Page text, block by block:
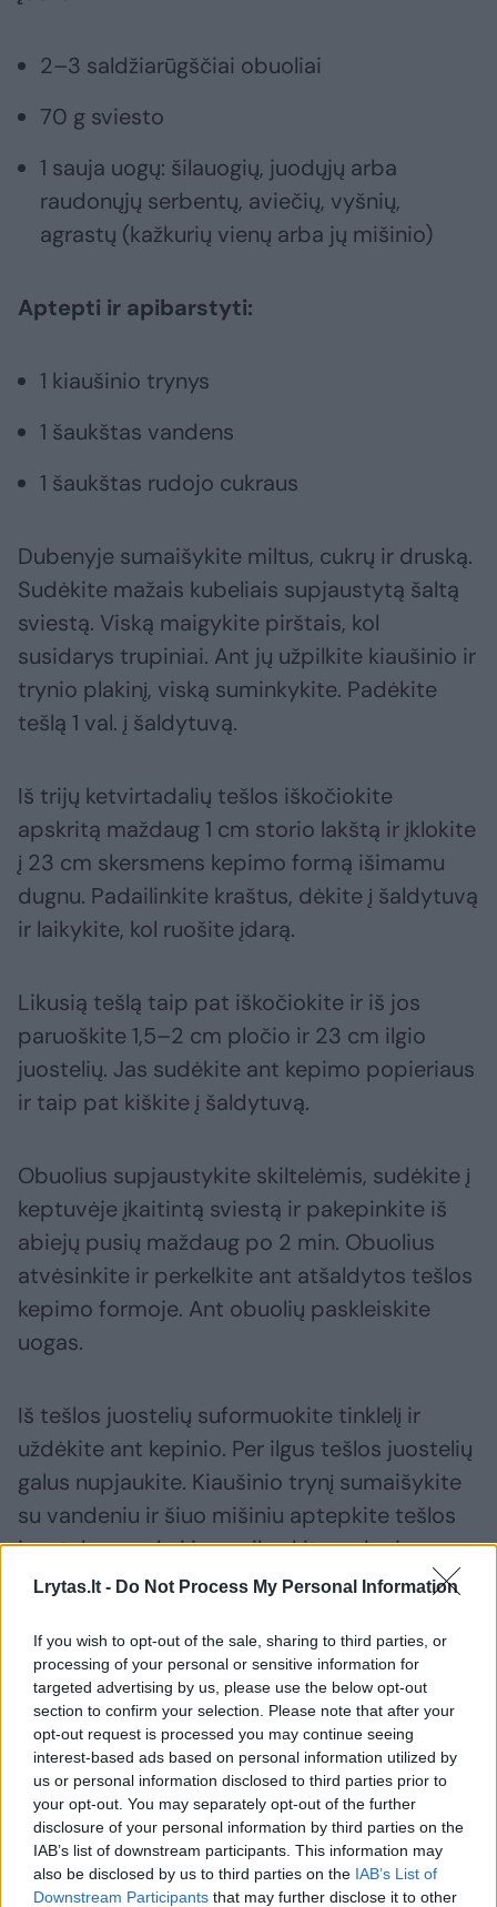
Lrytas.lt - Do Not Process My Personal Information
If you wish to opt-out of the sale, sharing to third parties, or
processing of your personal or sensitive information for
targeted advertising by us, please use the below opt-out
section to confirm your selection. Please note that after your
opt-out request is processed you may continue seeing
interest-based ads based on personal information utilized by
us or personal information disclosed to third parties prior to
your opt-out. You may separately opt-out of the further
disclosure of your personal information by third parties on the
IAB’s list of downstream participants. This information may
also be disclosed by us to third parties on the IAB’s List of
Downstream Participants that may further disclose it to other
2–3 saldžiarūgščiai obuoliai
70 g sviesto
1 sauja uogų: šilauogių, juodųjų arba
raudonųjų serbentų, aviečių, vyšnių,
agrastų (kažkurių vienų arba jų mišinio)
Aptepti ir apibarstyti:
1 kiaušinio trynys
1 šaukštas vandens
1 šaukštas rudojo cukraus
Dubenyje sumaišykite miltus, cukrų ir druską.
Sudėkite mažais kubeliais supjaustytą šaltą
sviestą. Viską maigykite pirštais, kol
susidarys trupiniai. Ant jų užpilkite kiaušinio ir
trynio plakinį, viską suminkykite. Padėkite
tešlą 1 val. į šaldytuvą.
Iš trijų ketvirtadalių tešlos iškočiokite
apskritą maždaug 1 cm storio lakštą ir įklokite
į 23 cm skersmens kepimo formą išimamu
dugnu. Padailinkite kraštus, dėkite į šaldytuvą
ir laikykite, kol ruošite įdarą.
Likusią tešlą taip pat iškočiokite ir iš jos
paruoškite 1,5–2 cm pločio ir 23 cm ilgio
juostelių. Jas sudėkite ant kepimo popieriaus
ir taip pat kiškite į šaldytuvą.
Obuolius supjaustykite skiltelėmis, sudėkite į
keptuvėje įkaitintą sviestą ir pakepinkite iš
abiejų pusių maždaug po 2 min. Obuolius
atvėsinkite ir perkelkite ant atšaldytos tešlos
kepimo formoje. Ant obuolių paskleiskite
uogas.
Iš tešlos juostelių suformuokite tinklelį ir
uždėkite ant kepinio. Per ilgus tešlos juostelių
galus nupjaukite. Kiaušinio trynį sumaišykite
su vandeniu ir šiuo mišiniu aptepkite tešlos
juosteles, paskui jas apiberkite ruduoju
cukrumi.
Kepkite iki 180 laipsnių įkaitintoje orkaitėje
40–45 min.
Patarimas:
Trupinius galite paruošti ir virtuviniu
kombainu su peiliukų antgaliu.